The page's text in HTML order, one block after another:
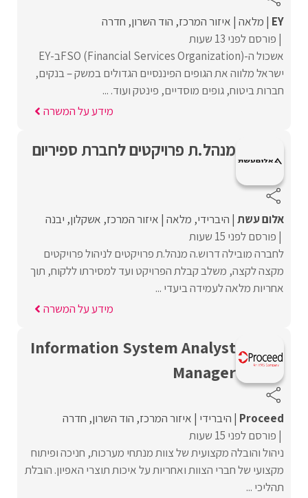
EY מלאה איזור המרכז הוד השרון חדרה
פורסם לפני 13 שעות
אשכול ה-FSO (Financial Services Organization)ב-EY
ישראל מלווה את הגופים הפיננסיים הגדולים במשק – בנקים,
חברות ביטוח, גופים מוסדיים, פינטק ועוד. ...
מידע על המשרה
מנהל.ת פרויקטים לחברת ספיריום
אלום עשת היברידי מלאה איזור המרכז אשקלון יבנה
פורסם לפני 15 שעות
לחברה מובילה דרוש.ה מנהל.ת פרויקטים לניהול פרויקטים
מקצה לקצה, משלב קבלת הפרויקט ועד למסירתו ללקוח, תוך
אחריות מלאה לעמידה ביעדי ...
מידע על המשרה
Information System Analyst
Manager
Proceed‏ היברידי איזור המרכז הוד השרון חדרה
פורסם לפני 15 שעות
ניהול והובלה מקצועית של צוות מנתחי מערכות, חניכה ופיתוח
מקצועי של חברי הצוות ואחריות על איכות תוצרי האפיון. הובלת
תהליכי ...